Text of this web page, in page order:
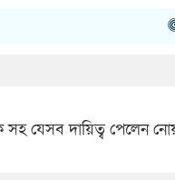
‘ঈদ
যেসব দায়িত্ব পেলেন